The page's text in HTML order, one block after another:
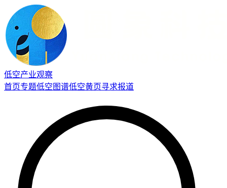
低空产业观察
首页专题低空图谱低空黄页寻求报道